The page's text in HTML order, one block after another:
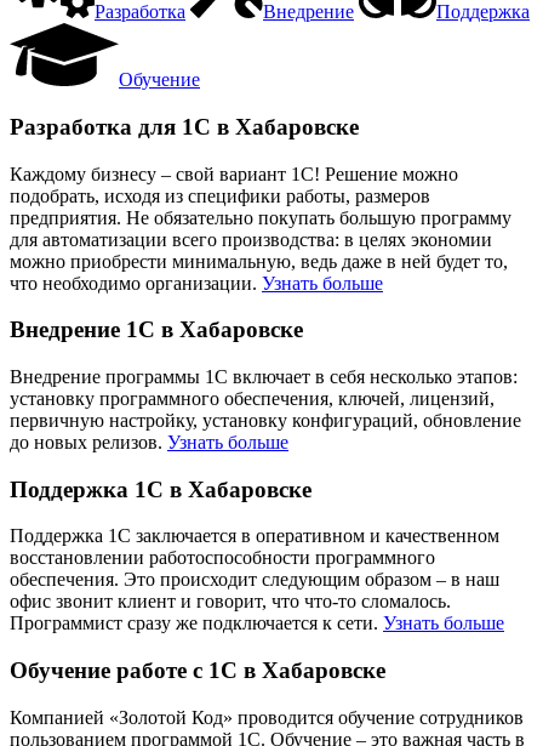
Разработка Внедрение Поддержка
Обучение
Разработка для 1С в Хабаровске
Каждому бизнесу – свой вариант 1С! Решение можно
подобрать, исходя из специфики работы, размеров
предприятия. Не обязательно покупать большую программу
для автоматизации всего производства: в целях экономии
можно приобрести минимальную, ведь даже в ней будет то,
что необходимо организации. Узнать больше
Внедрение 1С в Хабаровске
Внедрение программы 1С включает в себя несколько этапов:
установку программного обеспечения, ключей, лицензий,
первичную настройку, установку конфигураций, обновление
до новых релизов. Узнать больше
Поддержка 1С в Хабаровске
Поддержка 1С заключается в оперативном и качественном
восстановлении работоспособности программного
обеспечения. Это происходит следующим образом – в наш
офис звонит клиент и говорит, что что-то сломалось.
Программист сразу же подключается к сети. Узнать больше
Обучение работе с 1С в Хабаровске
Компанией «Золотой Код» проводится обучение сотрудников
пользованием программой 1С. Обучение – это важная часть в